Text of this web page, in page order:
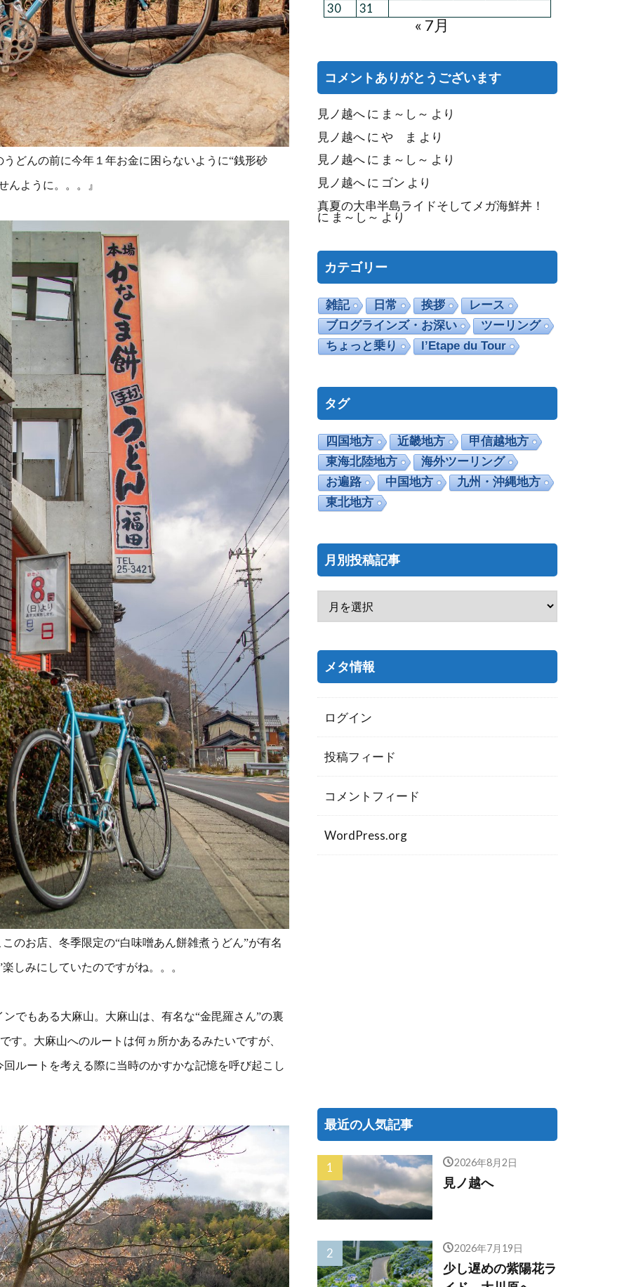
どんの前に今年１年お金に困らないように“銭形砂
んように。。。』
のお店、冬季限定の“白味噌あん餅雑煮うどん”が有名
しみに していたのですがね。。。
でもある大麻山。 大麻山は、有名な“金毘羅さん”の裏
す。大麻山へのルートは何ヵ所かあるみたいですが、
ルートを考える際に当時のかすかな記憶を呼び起こし
30
31
« 7月
コメントありがとうございます
見ノ越へに ま～し～ より
見ノ越へに や ま より
見ノ越へに ま～し～ より
見ノ越へに ゴン より
真夏の大串半島ライドそしてメガ海鮮丼！
に ま～し～ より
カテゴリー
雑記 日常 挨拶
レース
ブログラインズ・お深い
ツーリング
ちょっと乗り
l’Etape du Tour
タグ
四国地方 近畿地方
甲信越地方
東海北陸地方
海外ツーリング
お遍路
中国地方
九州・沖縄地方
東北地方
月別投稿記事
メタ情報
ログイン
投稿フィード
コメントフィード
WordPress.org
最近の人気記事
2026年8月2日
見ノ越へ
2026年7月19日
少し遅めの紫陽花ラ